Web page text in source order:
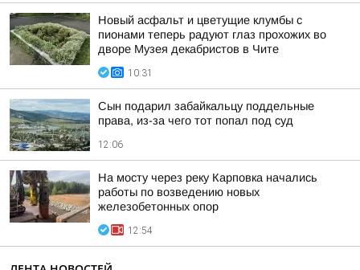
Новый асфальт и цветущие клумбы с
пионами теперь радуют глаз прохожих во
дворе Музея декабристов в Чите
10:31
Сын подарил забайкальцу поддельные
права, из-за чего тот попал под суд
12:06
На мосту через реку Карповка начались
работы по возведению новых
железобетонных опор
12:54